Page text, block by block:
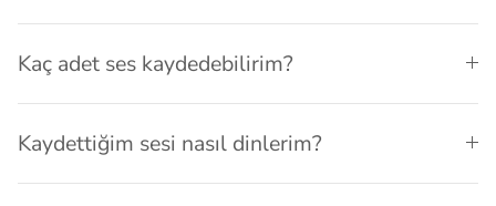
Kaç adet ses kaydedebilirim?
Kaydettiğim sesi nasıl dinlerim?